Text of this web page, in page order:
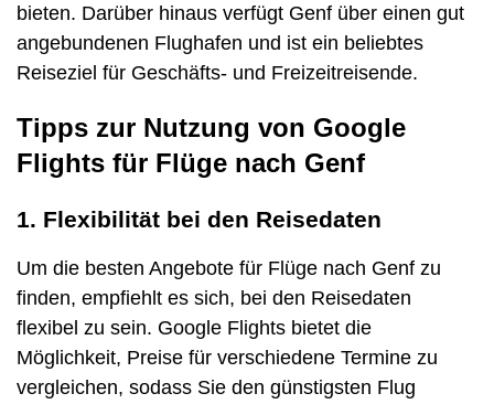
bieten. Darüber hinaus verfügt Genf über einen gut
angebundenen Flughafen und ist ein beliebtes
Reiseziel für Geschäfts- und Freizeitreisende.
Tipps zur Nutzung von Google
Flights für Flüge nach Genf
1. Flexibilität bei den Reisedaten
Um die besten Angebote für Flüge nach Genf zu
finden, empfiehlt es sich, bei den Reisedaten
flexibel zu sein. Google Flights bietet die
Möglichkeit, Preise für verschiedene Termine zu
vergleichen, sodass Sie den günstigsten Flug